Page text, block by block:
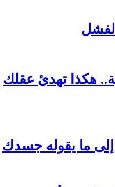
هكذا تهدئ عقلك
إلى ما يقوله جسدك